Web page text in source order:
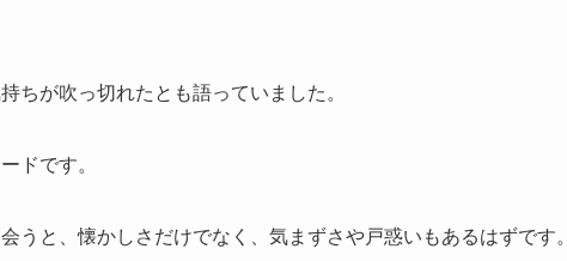
ちが吹っ切れたとも語っていました。
ドです。
うと、懐かしさだけでなく、気まずさや戸惑いもあるはずです。